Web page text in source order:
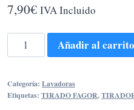
7,90€ IVA Incluido
CIERRE
PUERTA
EDESA
Añadir al carrito
Categoría: Lavadoras
Etiquetas: TIRADO FAGOR,